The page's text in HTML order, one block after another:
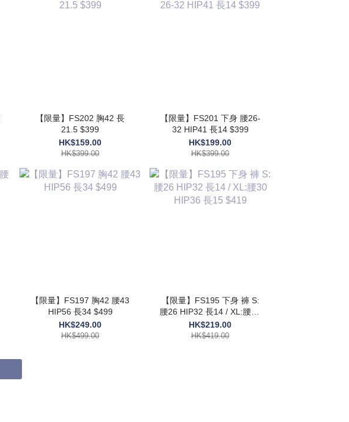
【限量】FS202 胸42 長
21.5 $399
HK$159.00
HK$399.00
【限量】FS201 下身 腰26-
32 HIP41 長14 $399
HK$199.00
HK$399.00
【限量】FS197 胸42 腰43
HIP56 長34 $499
HK$249.00
HK$499.00
【限量】FS195 下身 褲 S:
腰26 HIP32 長14 / XL:腰30
HIP36 長15 $419
HK$219.00
HK$419.00